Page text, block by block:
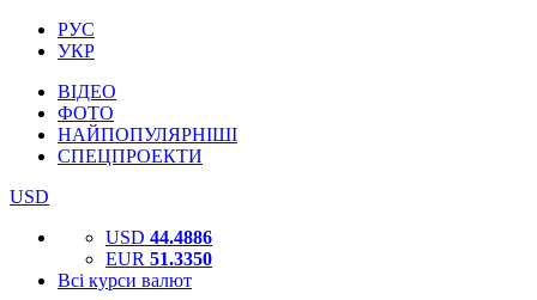
РУС
УКР
ВІДЕО
ФОТО
НАЙПОПУЛЯРНІШІ
СПЕЦПРОЕКТИ
USD
USD 44.4886
EUR 51.3350
Всі курси валют